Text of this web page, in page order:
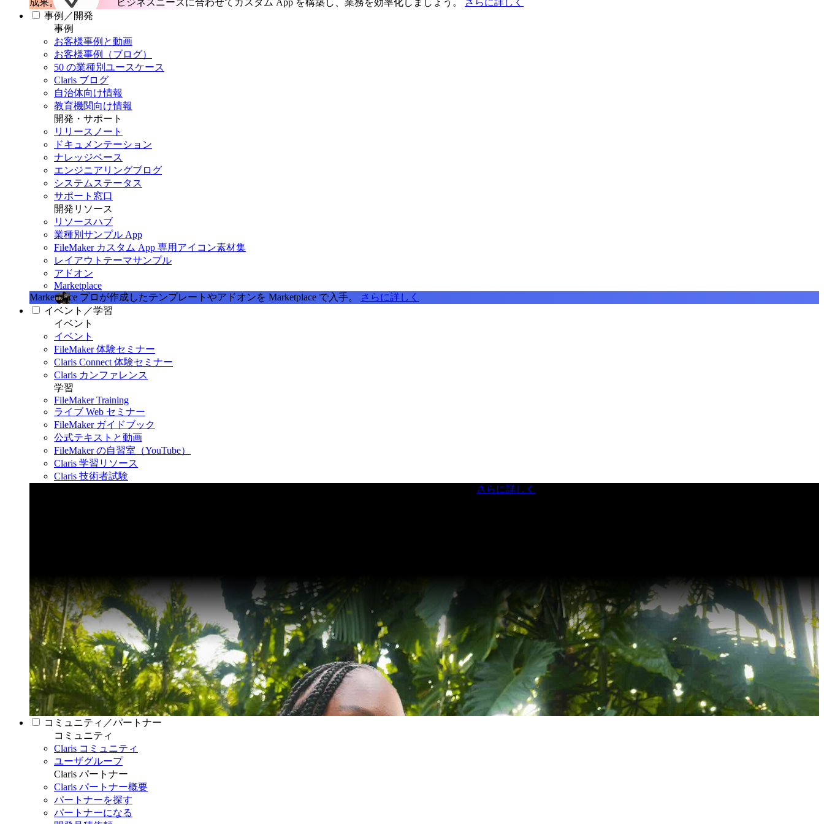
成果。 ビジネスニーズに合わせてカスタム App を構築し、業務を効率化しましょう。
さらに詳しく
事例／開発
事例
お客様事例と動画
お客様事例（ブログ）
50 の業種別ユースケース
Claris ブログ
自治体向け情報
教育機関向け情報
開発・サポート
リリースノート
ドキュメンテーション
ナレッジベース
エンジニアリングブログ
システムステータス
サポート窓口
開発リソース
リソースハブ
業種別サンプル App
FileMaker カスタム App 専用アイコン素材集
レイアウトテーマサンプル
アドオン
Marketplace
Marketplace プロが作成したテンプレートやアドオンを Marketplace で入手。
さらに詳しく
イベント／学習
イベント
イベント
FileMaker 体験セミナー
Claris Connect 体験セミナー
Claris カンファレンス
学習
FileMaker Training
ライブ Web セミナー
FileMaker ガイドブック
公式テキストと動画
FileMaker の自習室（YouTube）
Claris 学習リソース
Claris 技術者試験
さらに詳しく
コミュニティ／パートナー
コミュニティ
Claris コミュニティ
ユーザグループ
Claris パートナー
Claris パートナー概要
パートナーを探す
パートナーになる